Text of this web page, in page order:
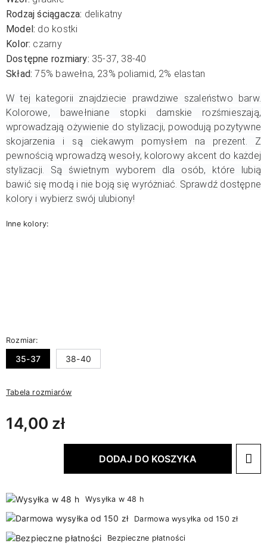
Rodzaj ściągacza: delikatny
Model: do kostki
Kolor: czarny
Dostępne rozmiary: 35-37, 38-40
Skład: 75% bawełna, 23% poliamid, 2% elastan
W tej kategorii znajdziecie prawdziwe szaleństwo barw.
Kolorowe, bawełniane stopki damskie rozśmieszają,
wprowadzają ożywienie do stylizacji, powodują pozytywne
skojarzenia i są ciekawym pomysłem na prezent. Z
pewnością wprowadzą wesoły, kolorowy akcent do każdej
stylizacji. Są świetnym wyborem dla osób, które lubią
bawić się modą i nie boją się wyróżniać. Sprawdź dostępne
kolory i wybierz swój ulubiony!
Inne kolory:
Rozmiar:
35-37 38-40
Tabela rozmiarów
14,00 zł
DODAJ DO KOSZYKA
Wysyłka w 48 h
Darmowa wysyłka od 150 zł
Bezpieczne płatności